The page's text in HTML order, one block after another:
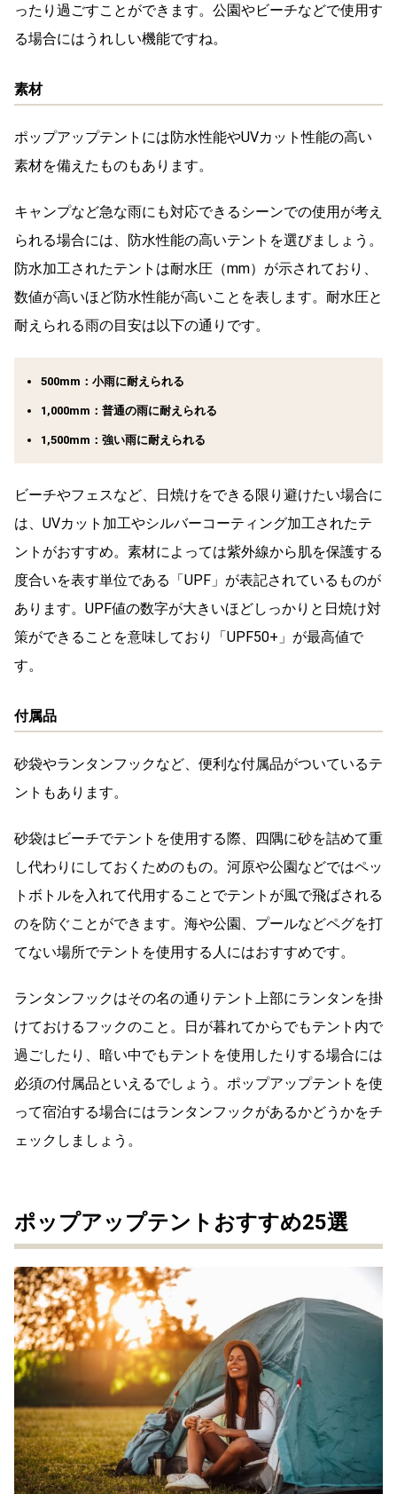
ったり過ごすことができます。公園やビーチなどで使用す
る場合にはうれしい機能ですね。
素材
ポップアップテントには防水性能やUVカット性能の高い
素材を備えたものもあります。
キャンプなど急な雨にも対応できるシーンでの使用が考え
られる場合には、防水性能の高いテントを選びましょう。
防水加工されたテントは耐水圧（mm）が示されており、
数値が高いほど防水性能が高いことを表します。耐水圧と
耐えられる雨の目安は以下の通りです。
500mm：小雨に耐えられる
1,000mm：普通の雨に耐えられる
1,500mm：強い雨に耐えられる
ビーチやフェスなど、日焼けをできる限り避けたい場合に
は、UVカット加工やシルバーコーティング加工されたテ
ントがおすすめ。素材によっては紫外線から肌を保護する
度合いを表す単位である「UPF」が表記されているものが
あります。UPF値の数字が大きいほどしっかりと日焼け対
策ができることを意味しており「UPF50+」が最高値で
す。
付属品
砂袋やランタンフックなど、便利な付属品がついているテ
ントもあります。
砂袋はビーチでテントを使用する際、四隅に砂を詰めて重
し代わりにしておくためのもの。河原や公園などではペッ
トボトルを入れて代用することでテントが風で飛ばされる
のを防ぐことができます。海や公園、プールなどペグを打
てない場所でテントを使用する人にはおすすめです。
ランタンフックはその名の通りテント上部にランタンを掛
けておけるフックのこと。日が暮れてからでもテント内で
過ごしたり、暗い中でもテントを使用したりする場合には
必須の付属品といえるでしょう。ポップアップテントを使
って宿泊する場合にはランタンフックがあるかどうかをチ
ェックしましょう。
ポップアップテントおすすめ25選